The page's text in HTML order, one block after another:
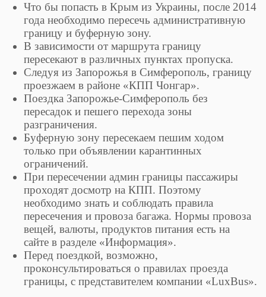
Что бы попасть в Крым из Украины, после 2014
года необходимо пересечь административную
границу и буферную зону.
В зависимости от маршрута границу
пересекают в различных пунктах пропуска.
Следуя из Запорожья в Симферополь, границу
проезжаем в районе «КПП Чонгар».
Поездка Запорожье-Симферополь без
пересадок и пешего перехода зоны
разграничения.
Буферную зону пересекаем пешим ходом
только при объявлении карантинных
ограничений.
При пересечении админ границы пассажиры
проходят досмотр на КПП. Поэтому
необходимо знать и соблюдать правила
пересечения и провоза багажа. Нормы провоза
вещей, валюты, продуктов питания есть на
сайте в разделе «Информация».
Перед поездкой, возможно,
проконсультироваться о правилах проезда
границы, с представителем компании «LuxBus».